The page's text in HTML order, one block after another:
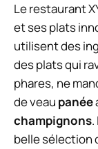
Le restaurant
et ses plats
utilisent des
des plats qui
phares, ne
de veau panée
champignons
belle sélection